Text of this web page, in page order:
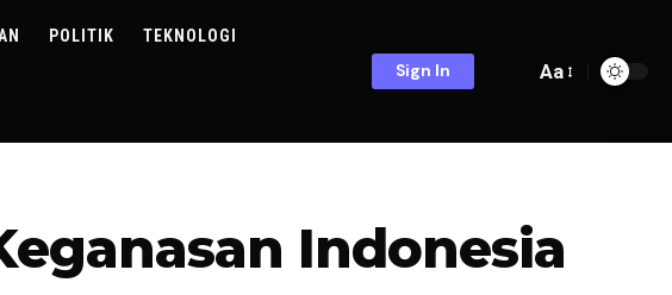
POLITIK TEKNOLOGI
Sign In Aa
Indonesia